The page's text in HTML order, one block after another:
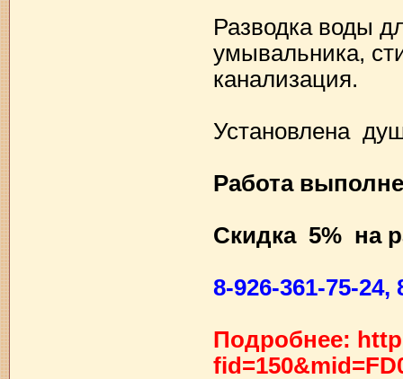
Разводка воды
умывальника,
канализация.
Установлена
Работа
Скидка 5% на
8-926-361-75-
Подробнее: